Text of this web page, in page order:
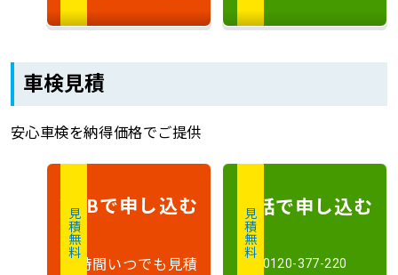
車検見積
安心車検を納得価格でご提供
見積無料
WEBで申し込む
24時間いつでも見積
見積無料
電話で申し込む
0120-377-220